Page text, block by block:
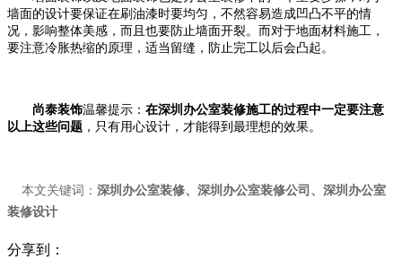
墙面的设计要保证在刷油漆时要均匀，不然容易造成凹凸不平的情
况，影响整体美感，而且也要防止墙面开裂。而对于地面材料施工，
要注意冷胀热缩的原理，适当留缝，防止完工以后会凸起。
尚泰装饰温馨提示： 在深圳办公室装修施工的过程中一定要注意
以上这些问题 ，只有用心设计，才能得到最理想的效果。
本文关键词： 深圳办公室装修、 深圳办公室装修公司 、 深圳办公室
装修设计
分享到：